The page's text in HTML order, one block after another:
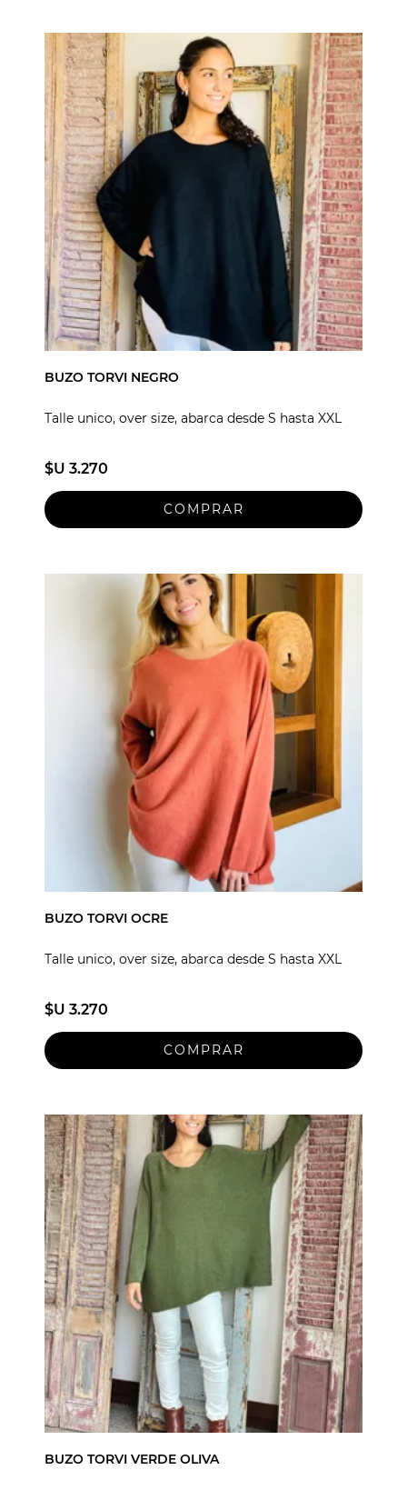
BUZO TORVI NEGRO
Talle unico, over size, abarca desde S hasta XXL
$U 3.270
BUZO TORVI OCRE
Talle unico, over size, abarca desde S hasta XXL
$U 3.270
BUZO TORVI VERDE OLIVA